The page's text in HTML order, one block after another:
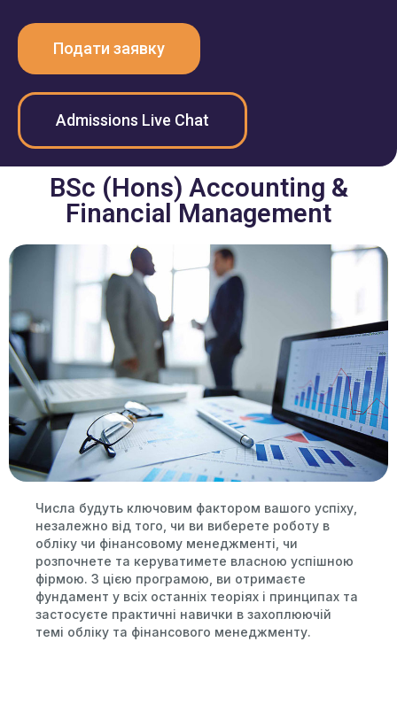
Подати заявку
Admissions Live Chat
BSc (Hons) Accounting &
Financial Management
Числа будуть ключовим фактором вашого успіху,
незалежно від того, чи ви виберете роботу в
обліку чи фінансовому менеджменті, чи
розпочнете та керуватимете власною успішною
фірмою. З цією програмою, ви отримаєте
фундамент у всіх останніх теоріях і принципах та
застосуєте практичні навички в захоплюючій
темі обліку та фінансового менеджменту.